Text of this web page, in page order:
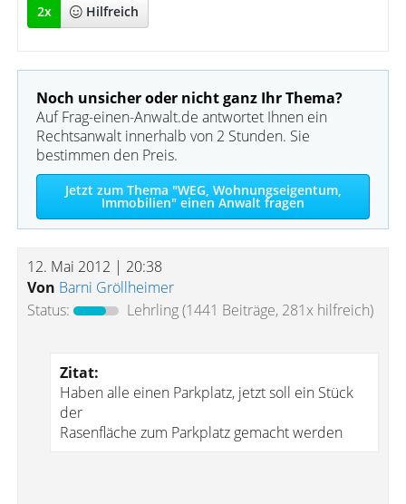
2x Hilfreich
Noch unsicher oder nicht ganz Ihr Thema?
Auf Frag-einen-Anwalt.de antwortet Ihnen ein
Rechtsanwalt innerhalb von 2 Stunden. Sie
bestimmen den Preis.
Jetzt zum Thema "WEG, Wohnungseigentum,
Immobilien" einen Anwalt fragen
12. Mai 2012 | 20:38
Von Barni Gröllheimer
Status:
Lehrling(1441 Beiträge, 281x hilfreich)
Zitat:
Haben alle einen Parkplatz, jetzt soll ein Stück
der
Rasenfläche zum Parkplatz gemacht werden